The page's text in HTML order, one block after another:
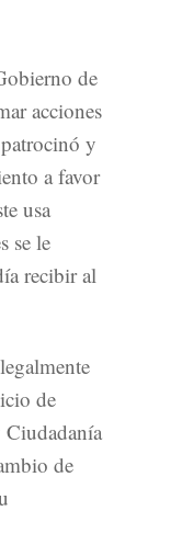
de
acciones
y
a favor
usa
se le
recibir al
de
de